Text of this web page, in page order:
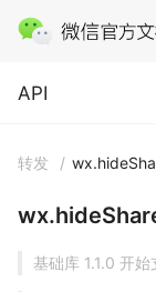
API
API
转发 /
基础库 1.1.0 开